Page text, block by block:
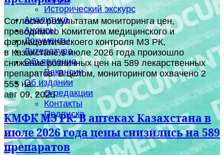
Исторический экскурс
Аналитика
Анонсы
Документы
Литература
Объявления
Вакансии
Об издании
О редакции
Контакты
Подписка
Согласно результатам мониторинга цен,
проводимого Комитетом медицинского и
фармацевтическоего контроля МЗ РК,
в Казахстане в июле 2026 года произошло
снижение розничных цен на 589 лекарственных
препаратов. В целом, мониторингом охвачено 2
555 на...
авг 09, 2026
КМФК МЗ РК: В аптеках Казахстана в
июле 2026 года цены снизились на 589
препаратов